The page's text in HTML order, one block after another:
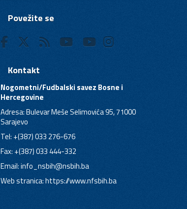
Povežite se
Kontakt
Nogometni/Fudbalski savez Bosne i
Hercegovine
Adresa: Bulevar Meše Selimovića 95, 71000
Sarajevo
Tel: +(387) 033 276-676
Fax: +(387) 033 444-332
Email:info_nsbih@nsbih.ba
Web stranica: https://www.nfsbih.ba